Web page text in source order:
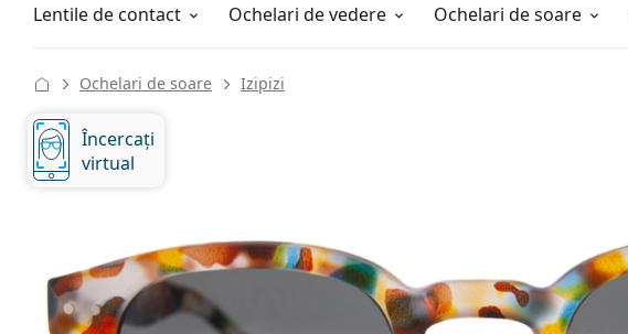
Lentile de contact
Soluții Ochelari de vedere Ochelari de soare
Cum comandați
Ochelari de soare Izipizi
Încercați
virtual